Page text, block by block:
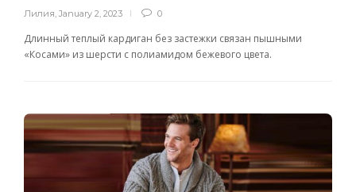
Лилия, January 2, 2023 0
Длинный теплый кардиган без застежки связан пышными
«Косами» из шерсти с полиамидом бежевого цвета.